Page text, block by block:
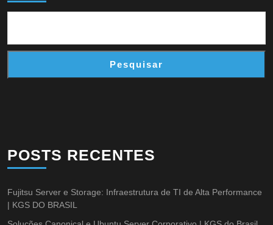
Pesquisar
POSTS RECENTES
Fujitsu Server e Storage: Infraestrutura de TI de Alta Performance
| KGS DO BRASIL